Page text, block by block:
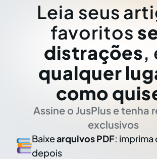
Leia seus
favoritos
distrações,
qualquer
como
Assine o JusPlus e tenha
exclusivos
Baixearquivos PDF: imprima
depois